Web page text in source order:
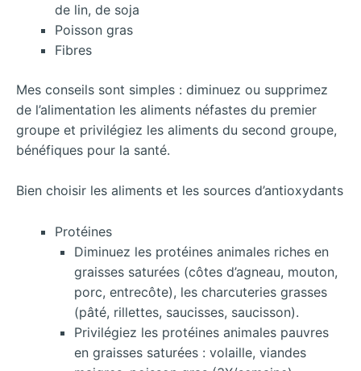
de lin, de soja
Poisson gras
Fibres
Mes conseils sont simples : diminuez ou supprimez
de l’alimentation les aliments néfastes du premier
groupe et privilégiez les aliments du second groupe,
bénéfiques pour la santé.
Bien choisir les aliments et les sources d’antioxydants
Protéines
Diminuez les protéines animales riches en
graisses saturées (côtes d’agneau, mouton,
porc, entrecôte), les charcuteries grasses
(pâté, rillettes, saucisses, saucisson).
Privilégiez les protéines animales pauvres
en graisses saturées : volaille, viandes